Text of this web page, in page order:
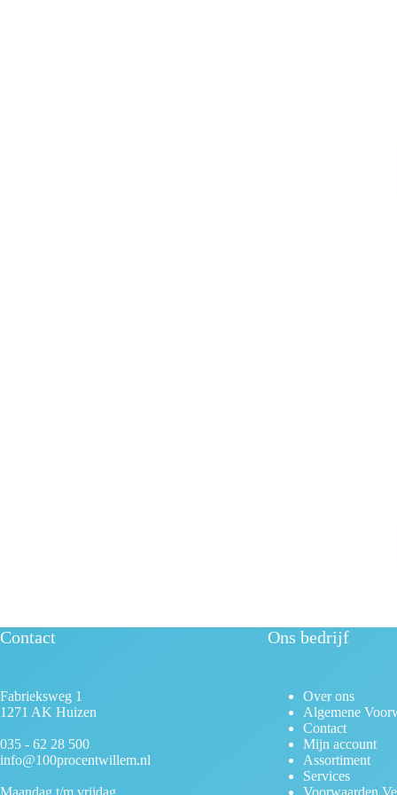
Contact
Fabrieksweg 1
1271 AK Huizen
035 - 62 28 500
info@100procentwillem.nl
Ons bedrijf
Over ons
Algemene
Contact
Mijn account
Assortiment
Services